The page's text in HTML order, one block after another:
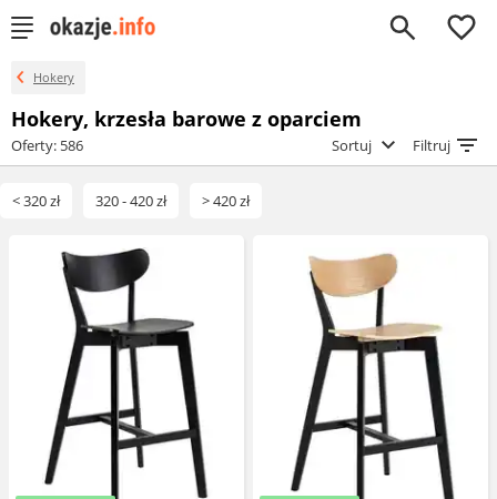
0
Hokery
Hokery, krzesła barowe z oparciem
Oferty: 586 Sortuj Filtruj
< 320 zł 320 - 420 zł > 420 zł